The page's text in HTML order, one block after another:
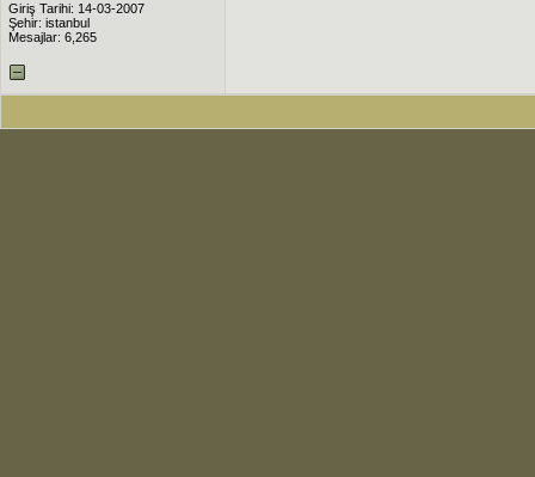
Giriş Tarihi: 14-03-2007
Şehir: istanbul
Mesajlar: 6,265